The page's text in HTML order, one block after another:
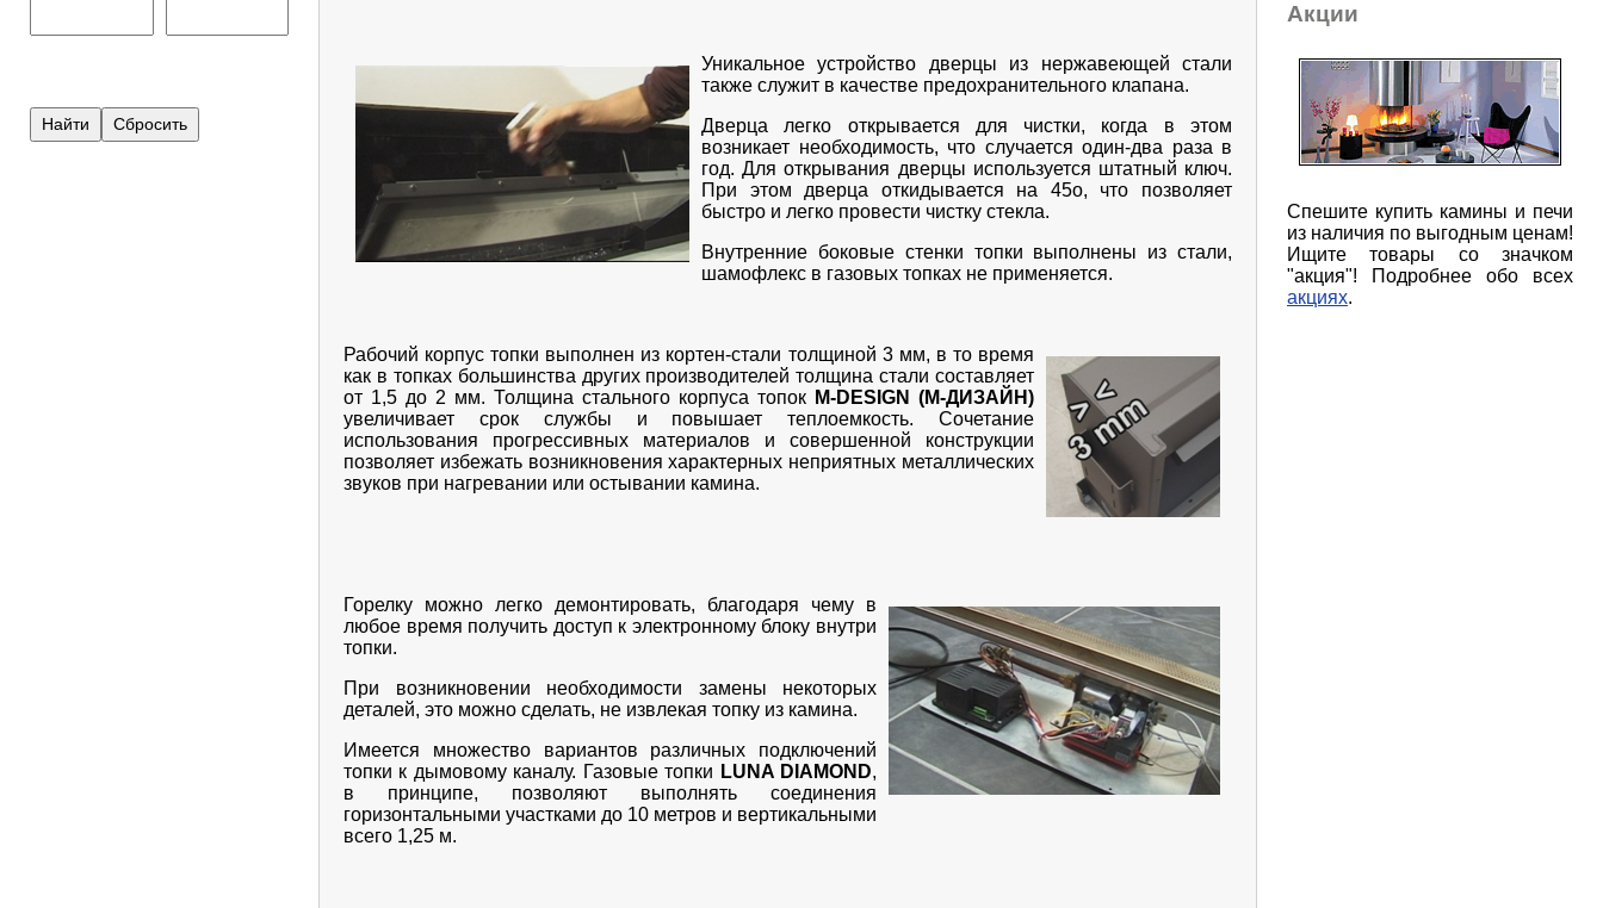
Уникальное устройство дверцы из нержавеющей стали
также служит в качестве предохранительного клапана.
Дверца легко открывается для чистки, когда в этом
возникает необходимость, что случается один-два раза в
год. Для открывания дверцы используется штатный ключ.
При этом дверца откидывается на 45о, что позволяет
быстро и легко провести чистку стекла.
Внутренние боковые стенки топки выполнены из стали,
шамофлекс в газовых топках не применяется.
Рабочий корпус топки выполнен из кортен-стали толщиной 3 мм, в то время
как в топках большинства других производителей толщина стали составляет
от 1,5 до 2 мм. Толщина стального корпуса топок M-DESIGN (М-ДИЗАЙН)
увеличивает срок службы и повышает теплоемкость. Сочетание
использования прогрессивных материалов и совершенной конструкции
позволяет избежать возникновения характерных неприятных металлических
звуков при нагревании или остывании камина.
Горелку можно легко демонтировать, благодаря чему в
любое время получить доступ к электронному блоку внутри
топки.
При возникновении необходимости замены некоторых
деталей, это можно сделать, не извлекая топку из камина.
Имеется множество вариантов различных подключений
топки к дымовому каналу. Газовые топки LUNA DIAMOND,
в принципе, позволяют выполнять соединения
горизонтальными участками до 10 метров и вертикальными
всего 1,25 м.
Акции
Спешите купить камины и печи
из наличия по выгодным ценам!
Ищите товары со значком
"акция"! Подробнее обо всех
акциях.